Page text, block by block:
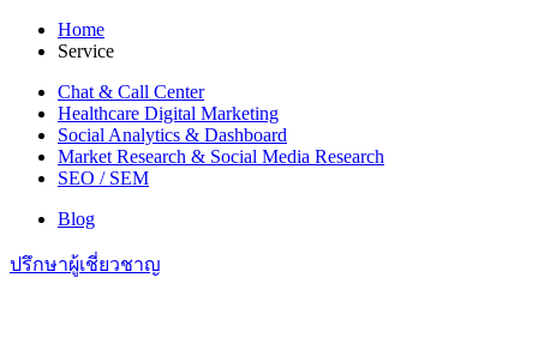
Home
Service
Chat & Call Center
Healthcare Digital Marketing
Social Analytics & Dashboard
Market Research & Social Media Research
SEO / SEM
Blog
ปรึกษาผู้เชี่ยวชาญ